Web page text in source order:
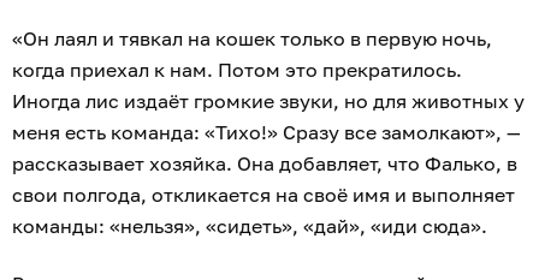
«Он лаял и тявкал на кошек только в первую ночь,
когда приехал к нам. Потом это прекратилось.
Иногда лис издаёт громкие звуки, но для животных у
меня есть команда: «Тихо!» Сразу все замолкают», —
рассказывает хозяйка. Она добавляет, что Фалько, в
свои полгода, откликается на своё имя и выполняет
команды: «нельзя», «сидеть», «дай», «иди сюда».